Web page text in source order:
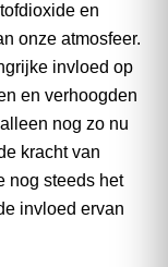
en
onze atmosfeer.
invloed op
en verhoogden
nog zo nu
kracht van
nog steeds het
invloed ervan